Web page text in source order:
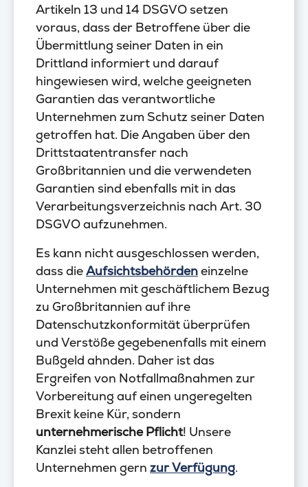
Artikeln 13 und 14 DSGVO setzen
voraus, dass der Betroffene über die
Übermittlung seiner Daten in ein
Drittland informiert und darauf
hingewiesen wird, welche geeigneten
Garantien das verantwortliche
Unternehmen zum Schutz seiner Daten
getroffen hat. Die Angaben über den
Drittstaatentransfer nach
Großbritannien und die verwendeten
Garantien sind ebenfalls mit in das
Verarbeitungsverzeichnis nach Art. 30
DSGVO aufzunehmen.
Es kann nicht ausgeschlossen werden,
dass dieAufsichtsbehördeneinzelne
Unternehmen mit geschäftlichem Bezug
zu Großbritannien auf ihre
Datenschutzkonformität überprüfen
und Verstöße gegebenenfalls mit einem
Bußgeld ahnden. Daher ist das
Ergreifen von Notfallmaßnahmen zur
Vorbereitung auf einen ungeregelten
Brexit keine Kür, sondern
unternehmerische Pflicht! Unsere
Kanzlei steht allen betroffenen
Unternehmen gern zur Verfügung.